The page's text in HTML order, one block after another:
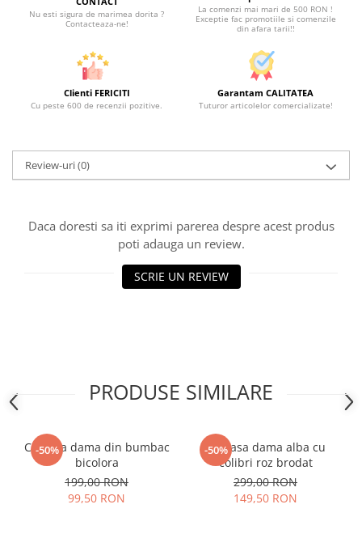
Nu esti sigura de marimea dorita ?
Contacteaza-ne!
La comenzi mai mari de 500 RON !
Exceptie fac promotiile si comenzile
din afara tarii!!
Clienti FERICITI
Cu peste 600 de recenzii pozitive.
Garantam CALITATEA
Tuturor articolelor comercializate!
Review-uri(0)
Daca doresti sa iti exprimi parerea despre acest produs
poti adauga un review.
SCRIE UN REVIEW
PRODUSE SIMILARE
-50%
Camasa dama din bumbac
bicolora
199,00 RON
99,50 RON
-50%
Camasa dama alba cu
colibri roz brodat
299,00 RON
149,50 RON